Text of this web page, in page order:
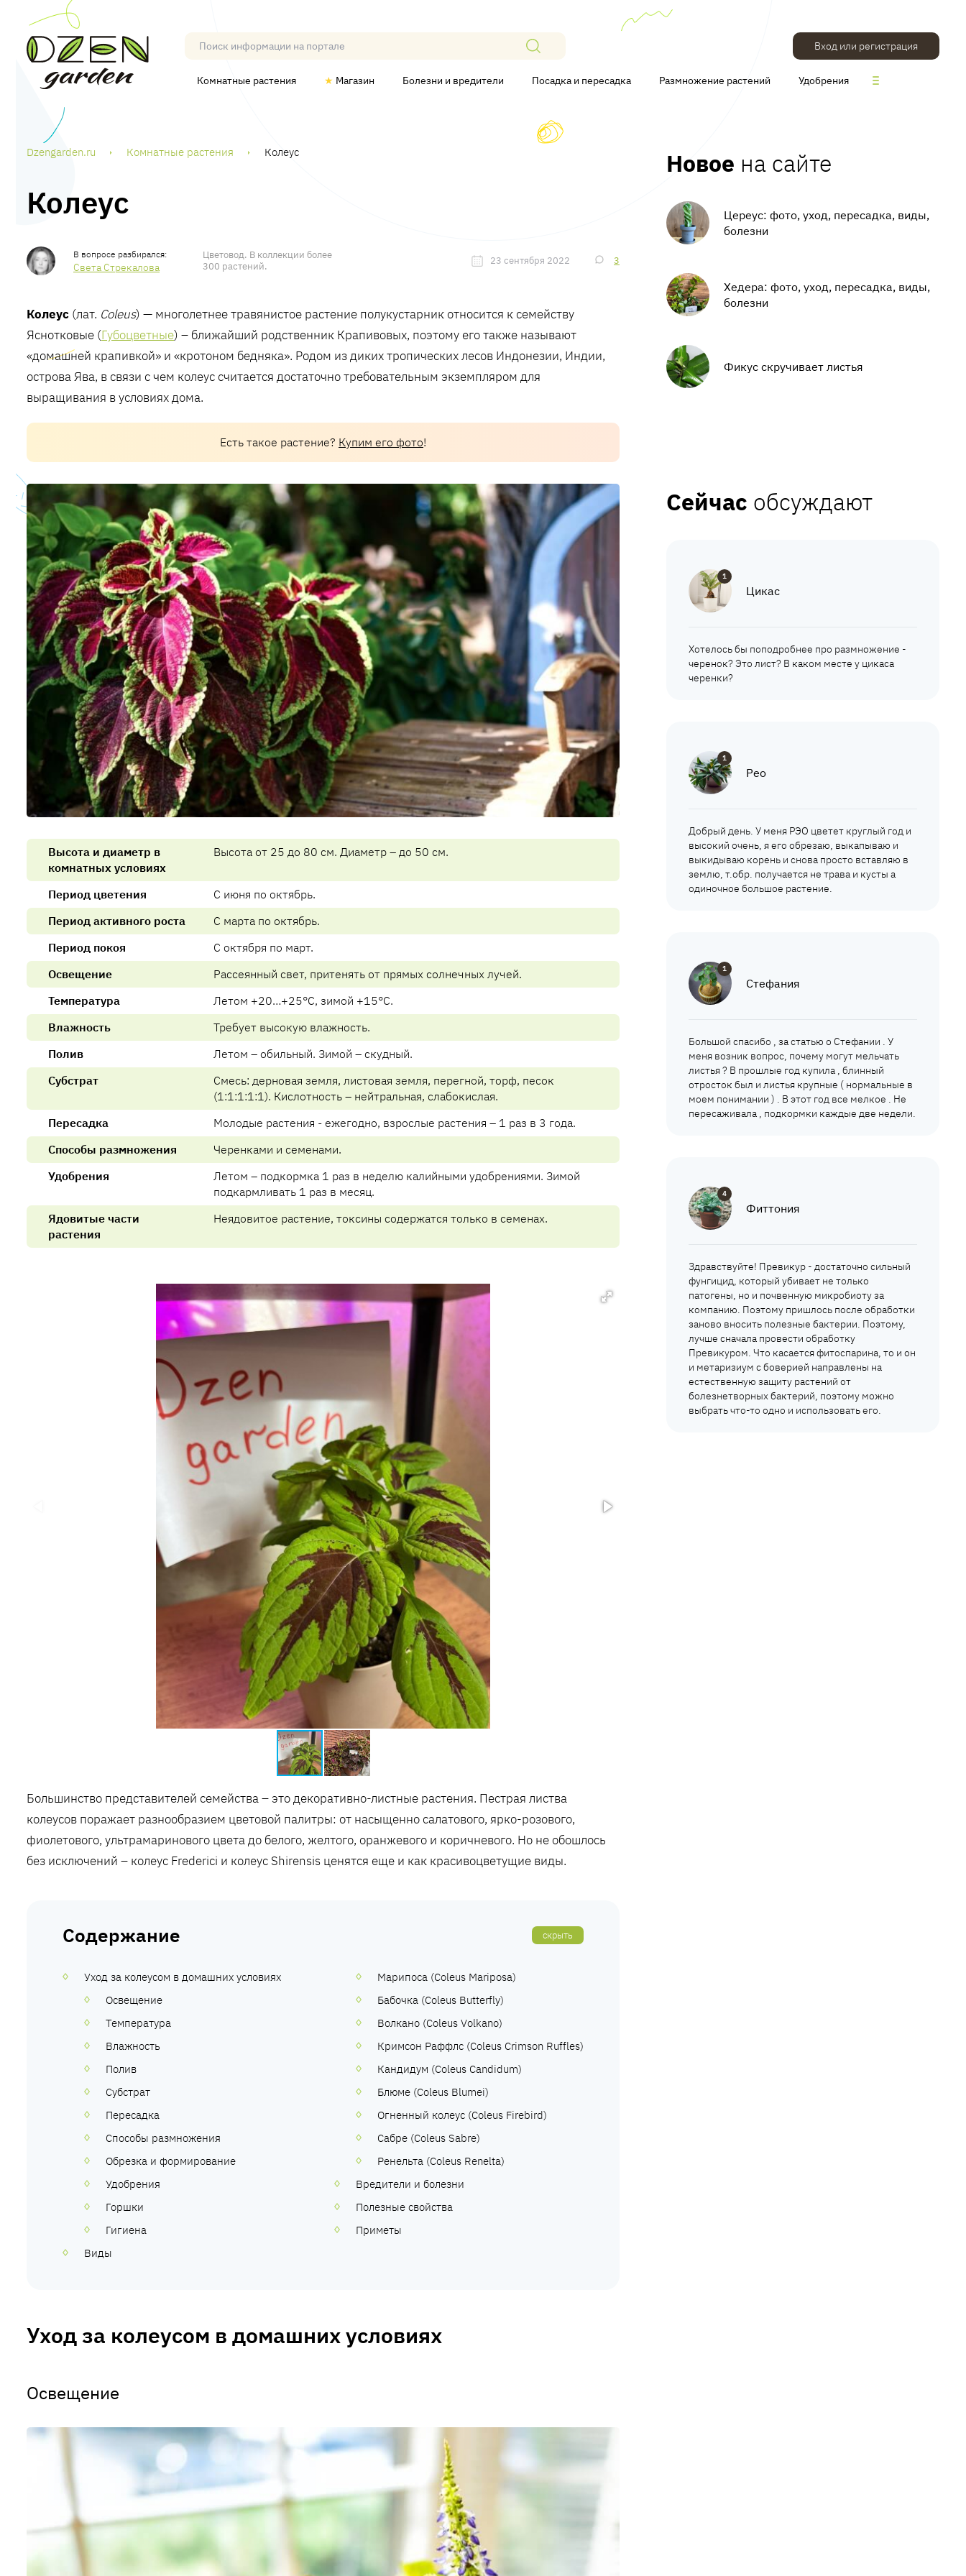
Вход или регистрация
Комнатные растения ★ Магазин Болезни и вредители Посадка и пересадка Размножение растений Удобрения
Dzengarden.ru Комнатные растения Колеус
Колеус
Света Стрекалова
Цветовод. В коллекции более
300 растений.
23 сентября 2022 3
Колеус (лат. Coleus) — многолетнее травянистое растение полукустарник относится к семейству
Яснотковые (Губоцветные) – ближайший родственник Крапивовых, поэтому его также называют
«домашней крапивкой» и «кротоном бедняка». Родом из диких тропических лесов Индонезии, Индии,
острова Ява, в связи с чем колеус считается достаточно требовательным экземпляром для
выращивания в условиях дома.
Есть такое растение? Купим его фото!
Высота и диаметр в
комнатных условиях
Высота от 25 до 80 см. Диаметр – до 50 см.
Период цветения
С июня по октябрь.
Период активного роста
С марта по октябрь.
Период покоя
С октября по март.
Освещение
Рассеянный свет, притенять от прямых солнечных лучей.
Температура
Летом +20…+25°C, зимой +15°C.
Влажность
Требует высокую влажность.
Полив
Летом – обильный. Зимой – скудный.
Субстрат
Смесь: дерновая земля, листовая земля, перегной, торф, песок
(1:1:1:1:1). Кислотность – нейтральная, слабокислая.
Пересадка
Молодые растения - ежегодно, взрослые растения – 1 раз в 3 года.
Способы размножения
Черенками и семенами.
Удобрения
Летом – подкормка 1 раз в неделю калийными удобрениями. Зимой
подкармливать 1 раз в месяц.
Ядовитые части
растения
Неядовитое растение, токсины содержатся только в семенах.
Большинство представителей семейства – это декоративно-листные растения. Пестрая листва
колеусов поражает разнообразием цветовой палитры: от насыщенно салатового, ярко-розового,
фиолетового, ультрамаринового цвета до белого, желтого, оранжевого и коричневого. Но не обошлось
без исключений – колеус Frederici и колеус Shirensis ценятся еще и как красивоцветущие виды.
Содержание скрыть
Уход за колеусом в домашних условиях
Освещение
Температура
Влажность
Полив
Субстрат
Пересадка
Способы размножения
Обрезка и формирование
Удобрения
Горшки
Гигиена
Виды
Марипоса (Coleus Mariposa)
Бабочка (Coleus Butterfly)
Волкано (Coleus Volkano)
Кримсон Раффлс (Coleus Crimson Ruffles)
Кандидум (Coleus Candidum)
Блюме (Coleus Blumei)
Огненный колеус (Coleus Firebird)
Сабре (Coleus Sabre)
Ренельта (Coleus Renelta)
Вредители и болезни
Полезные свойства
Приметы
Уход за колеусом в домашних условиях
Освещение
Новое на сайте
Цереус: фото, уход, пересадка, виды,
болезни
Хедера: фото, уход, пересадка, виды,
болезни
Фикус скручивает листья
Сейчас обсуждают
1
Цикас
Хотелось бы поподробнее про размножение -
черенок? Это лист? В каком месте у цикаса
черенки?
1
Рео
Добрый день. У меня РЭО цветет круглый год и
высокий очень, я его обрезаю, выкапываю и
выкидываю корень и снова просто вставляю в
землю, т.обр. получается не трава и кусты а
одиночное большое растение.
1
Стефания
Большой спасибо , за статью о Стефании . У
меня возник вопрос, почему могут мельчать
листья ? В прошлые год купила , блинный
отросток был и листья крупные ( нормальные в
моем понимании ) . В этот год все мелкое . Не
пересаживала , подкормки каждые две недели.
4
Фиттония
Здравствуйте! Превикур - достаточно сильный
фунгицид, который убивает не только
патогены, но и почвенную микробиоту за
компанию. Поэтому пришлось после обработки
заново вносить полезные бактерии. Поэтому,
лучше сначала провести обработку
Превикуром. Что касается фитоспарина, то и он
и метаризиум с боверией направлены на
естественную защиту растений от
болезнетворных бактерий, поэтому можно
выбрать что-то одно и использовать его.